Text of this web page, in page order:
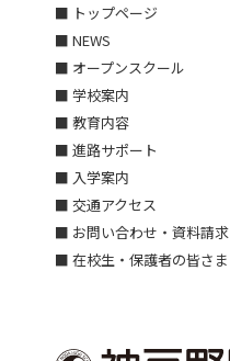
■ トップページ
■ NEWS
■ オープンスクール
■ 学校案内
■ 教育内容
■ 進路サポート
■ 入学案内
■ 交通アクセス
■ お問い合わせ・資料請求
■ 在校生・保護者の皆さま